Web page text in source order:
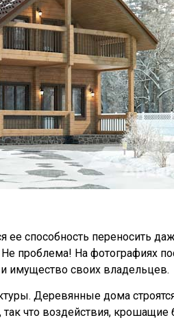
способность переносить
проблема! На фотографиях
имущество своих владельцев.
Деревянные дома
так что воздействия,